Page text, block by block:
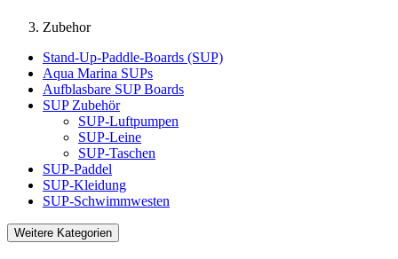
Zubehor
Stand-Up-Paddle-Boards (SUP)
Aqua Marina SUPs
Aufblasbare SUP Boards
SUP Zubehör
SUP-Luftpumpen
SUP-Leine
SUP-Taschen
SUP-Paddel
SUP-Kleidung
SUP-Schwimmwesten
Weitere Kategorien